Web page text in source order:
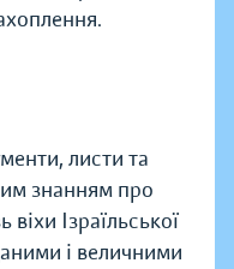
листи та
знанням про
віхи Ізраїльської
і величними